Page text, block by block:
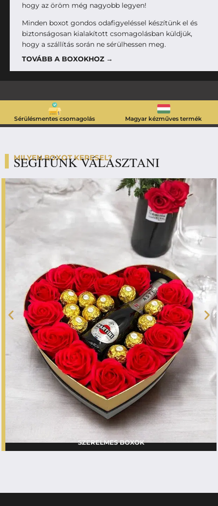
hogy az öröm még nagyobb legyen!
Minden boxot gondos odafigyeléssel készítünk el és
biztonságosan kialakított csomagolásban küldjük,
hogy a szállítás során ne sérülhessen meg.
TOVÁBB A BOXOKHOZ →
Sérülésmentes csomagolás Magyar kézműves termék
MILYEN BOXOT KERESEL?
SEGÍTÜNK VÁLASZTANI
SZERELMES BOXOK